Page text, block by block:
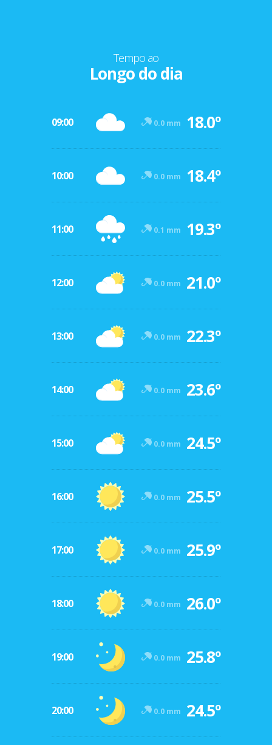
Tempo ao
Longo do dia
09:00 0.0 mm 18.0º
10:00 0.0 mm 18.4º
11:00 0.1 mm 19.3º
12:00 0.0 mm 21.0º
13:00 0.0 mm 22.3º
14:00 0.0 mm 23.6º
15:00 0.0 mm 24.5º
16:00 0.0 mm 25.5º
17:00 0.0 mm 25.9º
18:00 0.0 mm 26.0º
19:00 0.0 mm 25.8º
20:00 0.0 mm 24.5º